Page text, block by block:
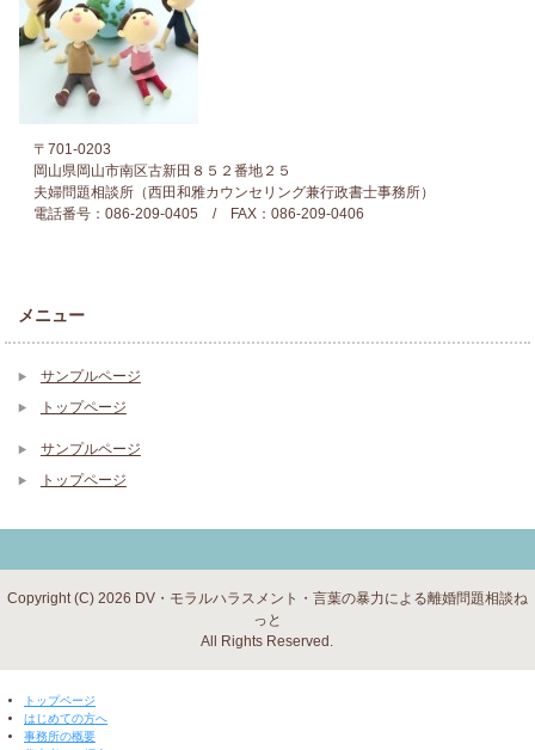
〒701-0203
岡山県岡山市南区古新田８５２番地２５
夫婦問題相談所（西田和雅カウンセリング兼行政書士事務所）
電話番号：086-209-0405 / FAX：086-209-0406
メニュー
サンプルページ
トップページ
サンプルページ
トップページ
Copyright (C) 2026 DV・モラルハラスメント・言葉の暴力による離婚問題相談ね
っと
All Rights Reserved.
トップページ
はじめての方へ
事務所の概要